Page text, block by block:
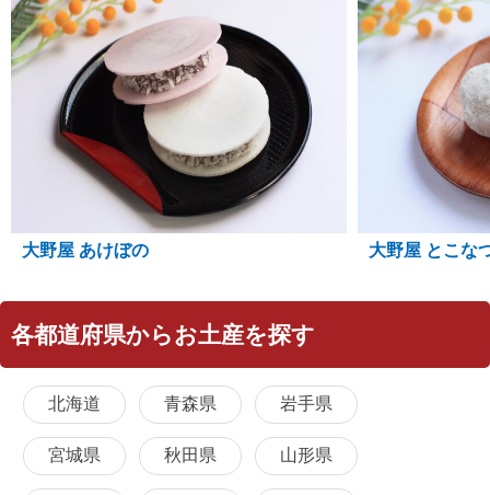
大野屋 あけぼの 大野屋 とこな
各都道府県からお土産を探す
北海道 青森県 岩手県
宮城県 秋田県 山形県